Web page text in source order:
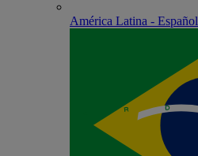
América Latina - Español